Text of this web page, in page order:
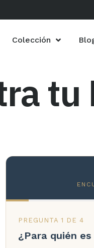
Colección
tu
PREGUNTA 1 DE 4
¿Para quién